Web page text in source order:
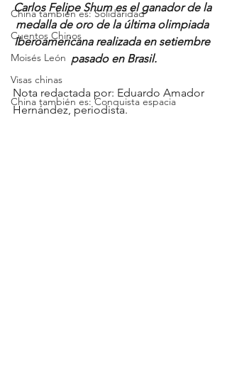
China también es: Solidaridad
Cuentos Chinos
Moisés León
Visas chinas
China también es: Conquista espacia
Carlos Felipe Shum es el ganador de la
medalla de oro de la última olimpiada
Iberoamericana realizada en setiembre
pasado en Brasil.
Nota redactada por: Eduardo Amador
Hernández, periodista.